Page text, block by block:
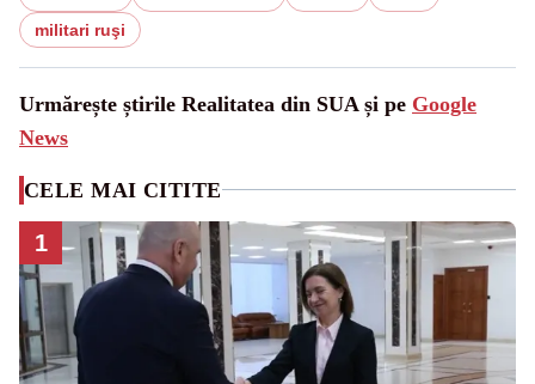
militari ruşi
Urmărește știrile Realitatea din SUA și pe Google
News
CELE MAI CITITE
1